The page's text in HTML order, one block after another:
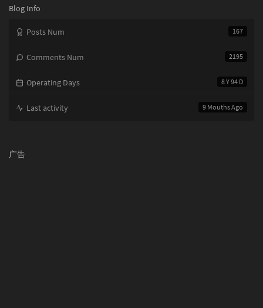
Blog Info
167
Posts Num
2195
Comments Num
8 Y 94 D
Operating Days
9 Mouths Ago
Last activity
广告